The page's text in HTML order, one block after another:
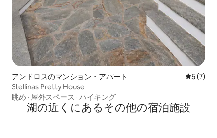
アンドロスのマンション・アパート レビュー
5 (7)
Stellinas Pretty House
眺め · 屋外スペース · ハイキング
湖の近くにあるその他の宿泊施設